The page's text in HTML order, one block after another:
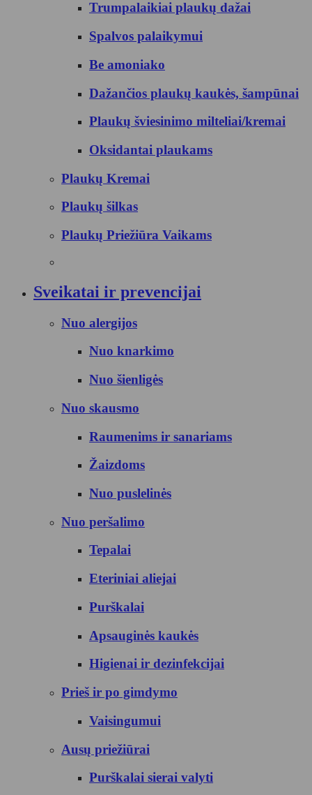
Trumpalaikiai plaukų dažai
Spalvos palaikymui
Be amoniako
Dažančios plaukų kaukės, šampūnai
Plaukų šviesinimo milteliai/kremai
Oksidantai plaukams
Plaukų Kremai
Plaukų šilkas
Plaukų Priežiūra Vaikams
Sveikatai ir prevencijai
Nuo alergijos
Nuo knarkimo
Nuo šienligės
Nuo skausmo
Raumenims ir sanariams
Žaizdoms
Nuo puslelinės
Nuo peršalimo
Tepalai
Eteriniai aliejai
Purškalai
Apsauginės kaukės
Higienai ir dezinfekcijai
Prieš ir po gimdymo
Vaisingumui
Ausų priežiūrai
Purškalai sierai valyti